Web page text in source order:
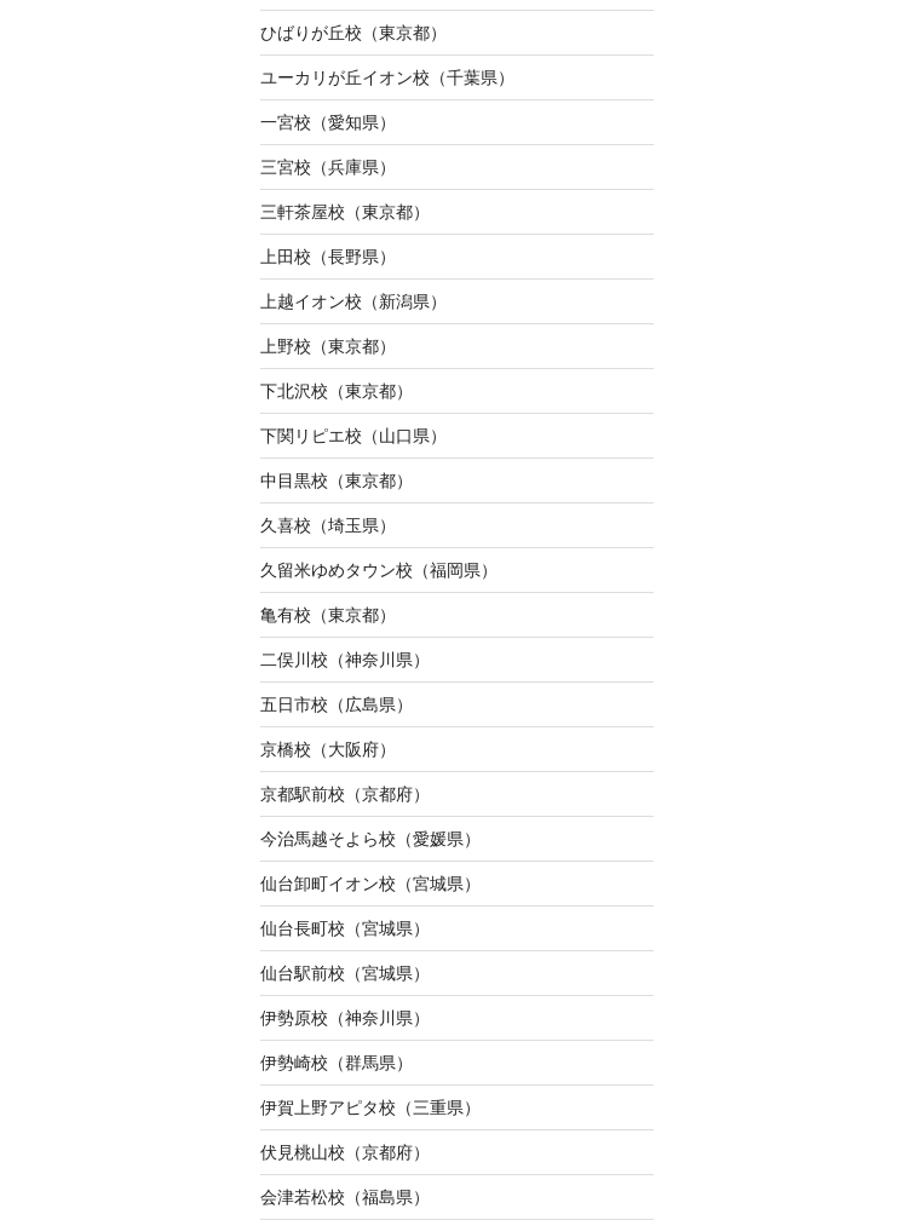
ひばりが丘校（東京都）
ユーカリが丘イオン校（千葉県）
一宮校（愛知県）
三宮校（兵庫県）
三軒茶屋校（東京都）
上田校（長野県）
上越イオン校（新潟県）
上野校（東京都）
下北沢校（東京都）
下関リピエ校（山口県）
中目黒校（東京都）
久喜校（埼玉県）
久留米ゆめタウン校（福岡県）
亀有校（東京都）
二俣川校（神奈川県）
五日市校（広島県）
京橋校（大阪府）
京都駅前校（京都府）
今治馬越そよら校（愛媛県）
仙台卸町イオン校（宮城県）
仙台長町校（宮城県）
仙台駅前校（宮城県）
伊勢原校（神奈川県）
伊勢崎校（群馬県）
伊賀上野アピタ校（三重県）
伏見桃山校（京都府）
会津若松校（福島県）